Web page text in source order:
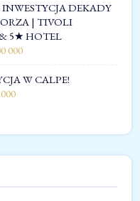
DEKADY
| TIVOLI
& 5★ HOTEL
000
W CALPE!